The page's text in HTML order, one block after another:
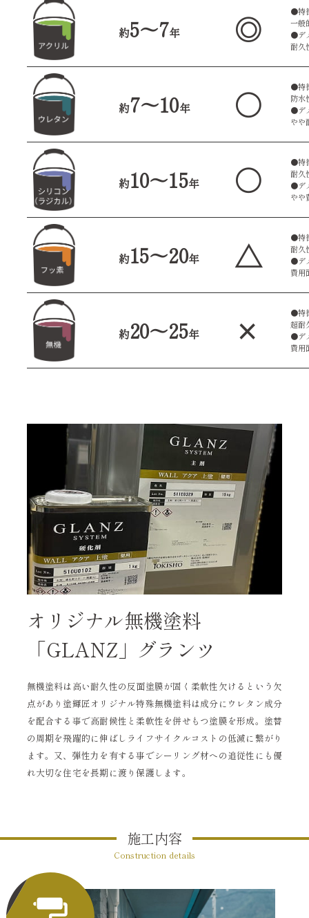
約5〜7年 ◎
●特
一般
●デ
耐久
約7〜10年 ○
●特
防水
●デ
やや
約10〜15年 ○
●特
耐久
●デ
やや
約15〜20年 △
●特
耐久
●デ
費用
約20〜25年 ×
●特
超耐
●デ
費用
オリジナル無機塗料
「GLANZ」グランツ
無機塗料は高い耐久性の反面塗膜が固く柔軟性欠けるという欠
点があり塗輝匠オリジナル特殊無機塗料は成分にウレタン成分
を配合する事で高耐候性と柔軟性を併せもつ塗膜を形成。塗替
の周期を飛躍的に伸ばしライフサイクルコストの低減に繋がり
ます。又、弾性力を有する事でシーリング材への追従性にも優
れ大切な住宅を長期に渡り保護します。
施工内容
Construction details